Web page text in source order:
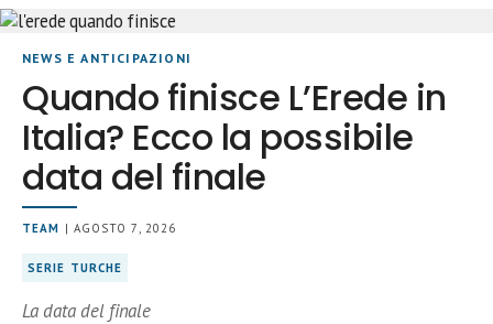
NEWS E ANTICIPAZIONI
Quando finisce L’Erede in
Italia? Ecco la possibile
data del finale
TEAM | AGOSTO 7, 2026
SERIE TURCHE
La data del finale